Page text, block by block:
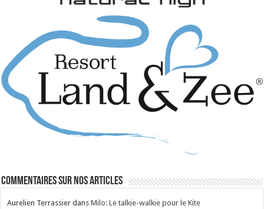
Commentaires sur nos articles
Aurelien Terrassier dansMilo: Le talkie-walkie pour le Kite